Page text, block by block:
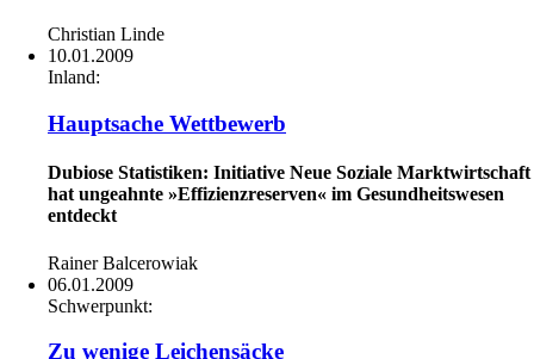
Christian Linde
10.01.2009
Inland:
Hauptsache Wettbewerb
Dubiose Statistiken: Initiative Neue Soziale Marktwirtschaft
hat ungeahnte »Effizienzreserven« im Gesundheitswesen
entdeckt
Rainer Balcerowiak
06.01.2009
Schwerpunkt:
Zu wenige Leichensäcke